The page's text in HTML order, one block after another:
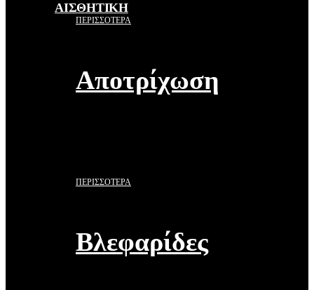
ΑΙΣΘΗΤΙΚΗ
ΠΕΡΙΣΣΟΤΕΡΑ
Αποτρίχωση
ΠΕΡΙΣΣΟΤΕΡΑ
Βλεφαρίδες